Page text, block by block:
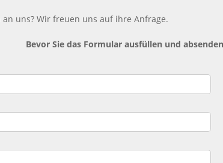
an uns? Wir freuen uns auf ihre Anfrage.
Bevor Sie das Formular ausfüllen und